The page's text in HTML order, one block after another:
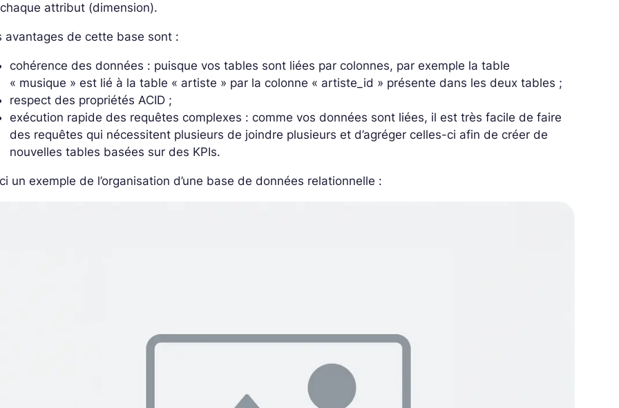
attribut (dimension).
avantages de cette base sont :
cohérence des données : puisque vos tables sont liées par colonnes, par exemple la table
« musique » est lié à la table « artiste » par la colonne « artiste_id » présente dans les deux tables ;
respect des propriétés ACID ;
exécution rapide des requêtes complexes : comme vos données sont liées, il est très facile de faire
des requêtes qui nécessitent plusieurs de joindre plusieurs et d’agréger celles-ci afin de créer de
nouvelles tables basées sur des KPIs.
un exemple de l’organisation d’une base de données relationnelle :